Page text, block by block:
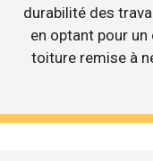
durabilité des
en optant pour
toiture remise à